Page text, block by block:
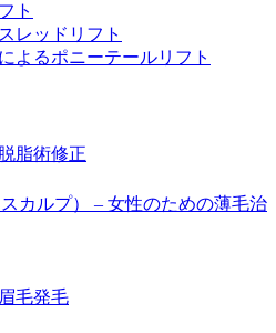
ト
レッドリフト
よるポニーテールリフト
脂術修正
カルプ） – 女性のための薄毛治
毛発毛